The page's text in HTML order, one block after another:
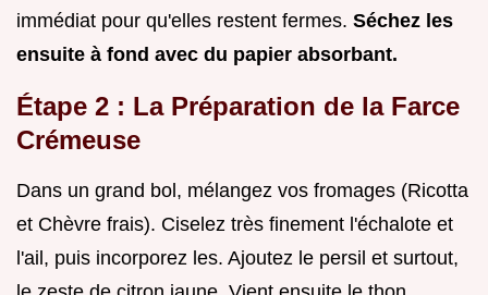
immédiat pour qu'elles restent fermes. Séchez les
ensuite à fond avec du papier absorbant.
Étape 2 : La Préparation de la Farce
Crémeuse
Dans un grand bol, mélangez vos fromages (Ricotta
et Chèvre frais). Ciselez très finement l'échalote et
l'ail, puis incorporez les. Ajoutez le persil et surtout,